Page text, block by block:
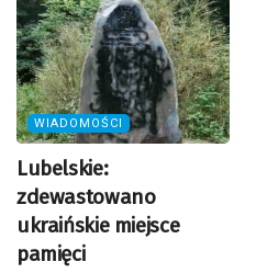
WIADOMOŚCI
Lubelskie:
zdewastowano
ukraińskie miejsce
pamięci